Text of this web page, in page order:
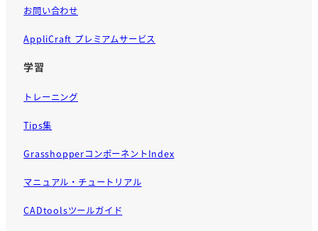
お問い合わせ
AppliCraft プレミアムサービス
学習
トレーニング
Tips集
GrasshopperコンポーネントIndex
マニュアル・チュートリアル
CADtoolsツールガイド